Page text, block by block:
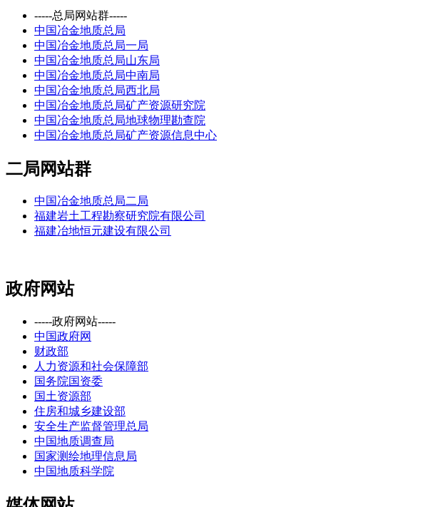
-----总局网站群-----
中国冶金地质总局
中国冶金地质总局一局
中国冶金地质总局山东局
中国冶金地质总局中南局
中国冶金地质总局西北局
中国冶金地质总局矿产资源研究院
中国冶金地质总局地球物理勘查院
中国冶金地质总局矿产资源信息中心
二局网站群
中国冶金地质总局二局
福建岩土工程勘察研究院有限公司
福建冶地恒元建设有限公司
政府网站
-----政府网站-----
中国政府网
财政部
人力资源和社会保障部
国务院国资委
国土资源部
住房和城乡建设部
安全生产监督管理总局
中国地质调查局
国家测绘地理信息局
中国地质科学院